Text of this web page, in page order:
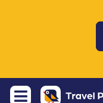
Skip